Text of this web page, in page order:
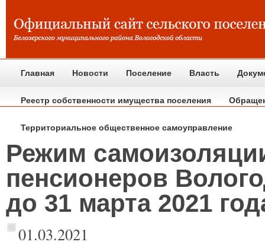
Главная Новости Поселение Власть
Реестр собственности имущества поселения
Территориальное общественное самоуправление
Режим
пенсионеров
до 31 марта 2021
01.03.2021